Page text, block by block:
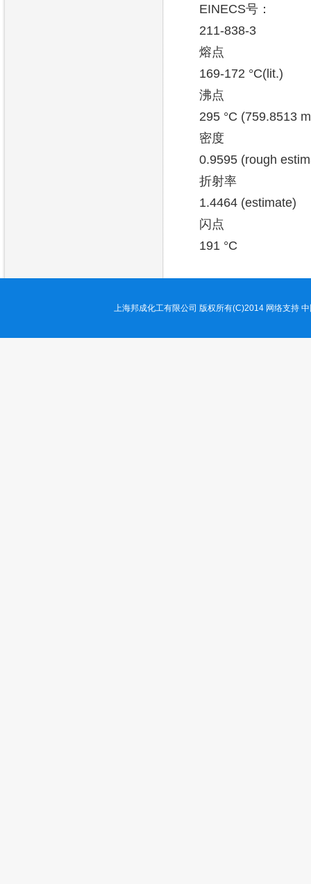
EINECS号：
211-838-3
熔点
169-172 °C(lit.)
沸点
295 °C (759.8513
密度
0.9595 (rough
折射率
1.4464 (estimate)
闪点
191 °C
上海邦成化工有限公司 版权所有(C)2014 网络支持 中